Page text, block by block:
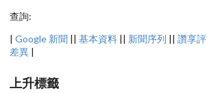
查詢:
| Google 新聞 || 基本資料 || 新聞序列 || 讚享評
差異 |
上升標籤